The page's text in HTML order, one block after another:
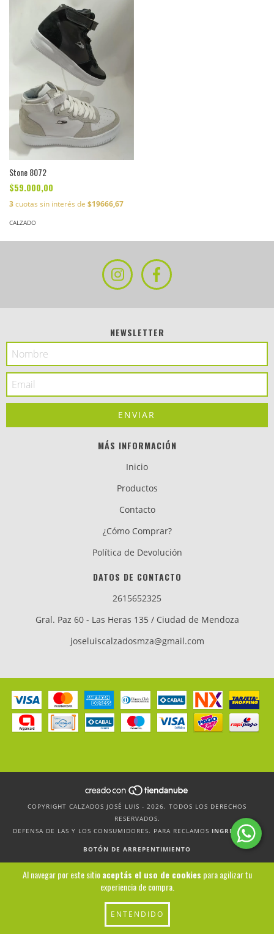
Al navegar por este sitioaceptás el uso de cookies para agilizar tu
experiencia de compra.
ENTENDIDO
Stone 8072
$59.000,00
3cuotas sin interés de $19666,67
CALZADO
NEWSLETTER
MÁS INFORMACIÓN
Inicio
Productos
Contacto
¿Cómo Comprar?
Política de Devolución
DATOS DE CONTACTO
2615652325
Gral. Paz 60 - Las Heras 135 / Ciudad de Mendoza
joseluiscalzadosmza@gmail.com
COPYRIGHT CALZADOS JOSÉ LUIS - 2026. TODOS LOS DERECHOS
RESERVADOS.
DEFENSA DE LAS Y LOS CONSUMIDORES. PARA RECLAMOS INGRESÁ ACÁ.
BOTÓN DE ARREPENTIMIENTO